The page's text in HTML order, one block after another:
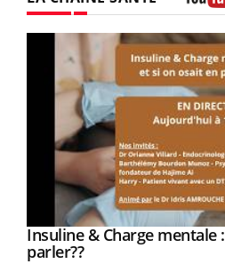
Youtube
Insuline & Charge mentale
parler??Youtube